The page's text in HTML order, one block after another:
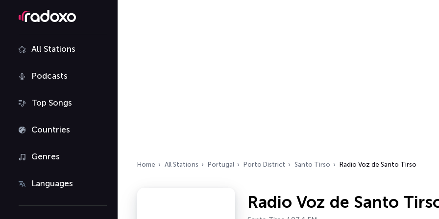
All Stations
Podcasts
Top Songs
Countries
Genres
Languages
Home All Stations Portugal Porto District Santo Tirso Radio Voz de Santo Tirso
Radio Voz de Santo